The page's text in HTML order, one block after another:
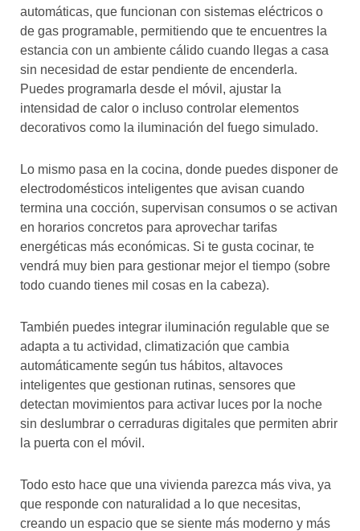
automáticas, que funcionan con sistemas eléctricos o
de gas programable, permitiendo que te encuentres la
estancia con un ambiente cálido cuando llegas a casa
sin necesidad de estar pendiente de encenderla.
Puedes programarla desde el móvil, ajustar la
intensidad de calor o incluso controlar elementos
decorativos como la iluminación del fuego simulado.
Lo mismo pasa en la cocina, donde puedes disponer de
electrodomésticos inteligentes que avisan cuando
termina una cocción, supervisan consumos o se activan
en horarios concretos para aprovechar tarifas
energéticas más económicas. Si te gusta cocinar, te
vendrá muy bien para gestionar mejor el tiempo (sobre
todo cuando tienes mil cosas en la cabeza).
También puedes integrar iluminación regulable que se
adapta a tu actividad, climatización que cambia
automáticamente según tus hábitos, altavoces
inteligentes que gestionan rutinas, sensores que
detectan movimientos para activar luces por la noche
sin deslumbrar o cerraduras digitales que permiten abrir
la puerta con el móvil.
Todo esto hace que una vivienda parezca más viva, ya
que responde con naturalidad a lo que necesitas,
creando un espacio que se siente más moderno y más